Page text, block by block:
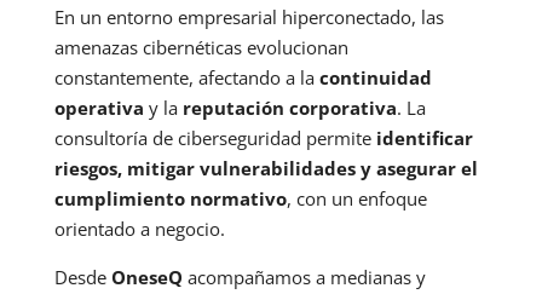
En un entorno empresarial hiperconectado, las
amenazas cibernéticas evolucionan
constantemente, afectando a la continuidad
operativa y la reputación corporativa. La
consultoría de ciberseguridad permite identificar
riesgos, mitigar vulnerabilidades y asegurar el
cumplimiento normativo, con un enfoque
orientado a negocio.
Desde OneseQ acompañamos a medianas y